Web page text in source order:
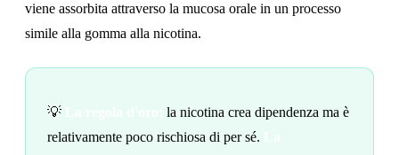
viene assorbita attraverso la mucosa orale in un processo
simile alla gomma alla nicotina.
💡
la nicotina crea dipendenza ma è
relativamente poco rischiosa di per sé.